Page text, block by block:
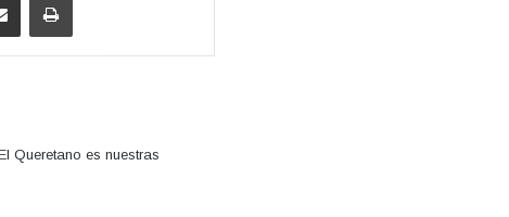
Queretano es nuestras